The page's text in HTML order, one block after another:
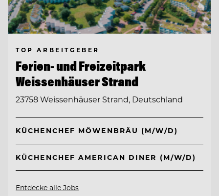
TOP ARBEITGEBER
Ferien- und Freizeitpark
Weissenhäuser Strand
23758 Weissenhäuser Strand, Deutschland
KÜCHENCHEF MÖWENBRÄU (M/W/D)
KÜCHENCHEF AMERICAN DINER (M/W/D)
Entdecke alle Jobs